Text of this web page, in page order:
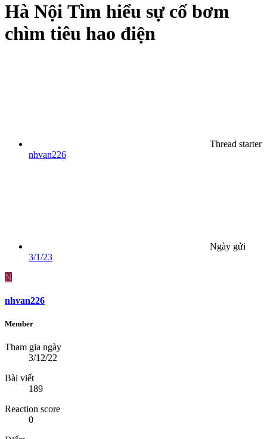
Hà Nội Tìm hiểu sự cố bơm
chìm tiêu hao điện
Thread starter
nhvan226
Ngày gửi
3/1/23
N
nhvan226
Member
Tham gia ngày
3/12/22
Bài viết
189
Reaction score
0